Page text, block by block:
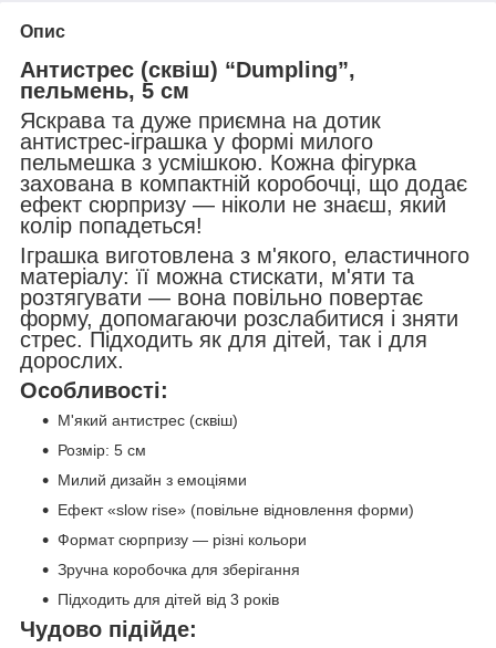
Опис
Антистрес (сквіш) “Dumpling”,
пельмень, 5 см
Яскрава та дуже приємна на дотик
антистрес-іграшка у формі милого
пельмешка з усмішкою. Кожна фігурка
захована в компактній коробочці, що додає
ефект сюрпризу — ніколи не знаєш, який
колір попадеться!
Іграшка виготовлена з м'якого, еластичного
матеріалу: її можна стискати, м'яти та
розтягувати — вона повільно повертає
форму, допомагаючи розслабитися і зняти
стрес. Підходить як для дітей, так і для
дорослих.
Особливості:
М'який антистрес (сквіш)
Розмір: 5 см
Милий дизайн з емоціями
Ефект «slow rise» (повільне відновлення форми)
Формат сюрпризу — різні кольори
Зручна коробочка для зберігання
Підходить для дітей від 3 років
Чудово підійде: